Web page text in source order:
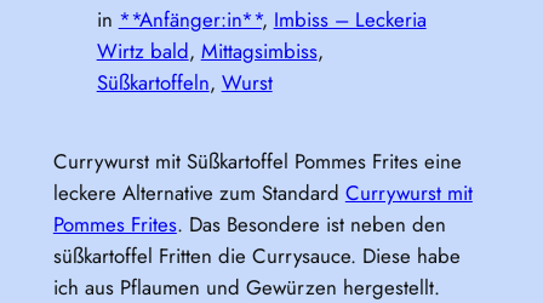
in **Anfänger:in**, Imbiss – Leckeria
Wirtz bald, Mittagsimbiss
Süßkartoffeln, Wurst
Currywurst mit Süßkartoffel Pommes Frites eine
leckere Alternative zum Standard Currywurst mit
Pommes Frites. Das Besondere ist neben den
süßkartoffel Fritten die Currysauce. Diese habe
ich aus Pflaumen und Gewürzen hergestellt.